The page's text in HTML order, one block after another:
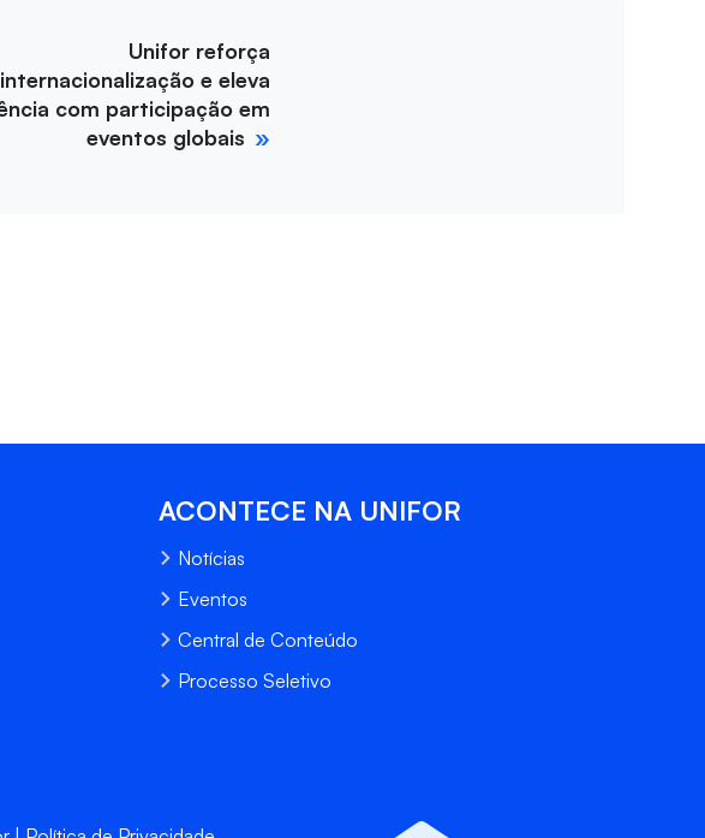
Unifor reforça
internacionalização e eleva
com participação em
eventos globais
ACONTECE NA UNIFOR
Notícias
Eventos
Central de Conteúdo
Processo Seletivo